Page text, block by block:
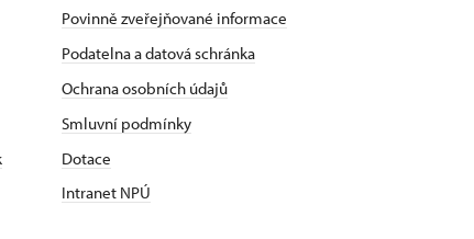
Povinně zveřejňované informace
Podatelna a datová schránka
Ochrana osobních údajů
Smluvní podmínky
Dotace
Intranet NPÚ